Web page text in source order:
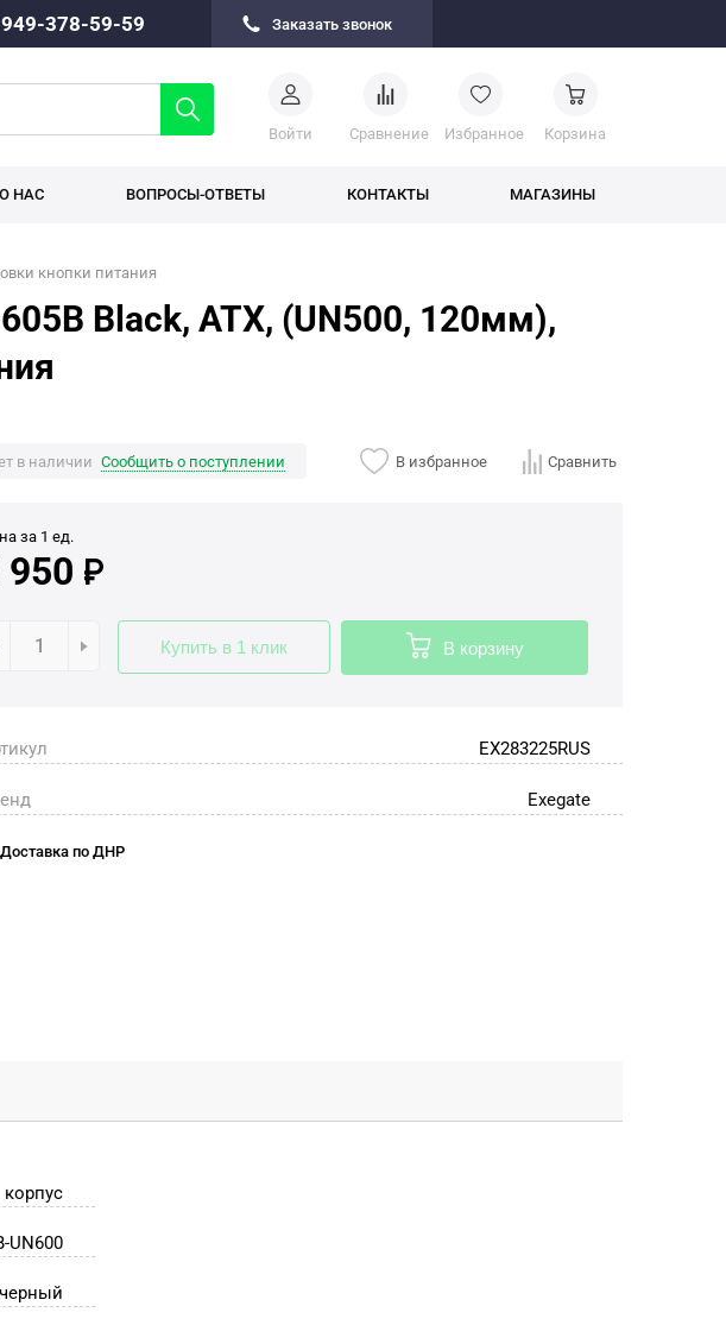
378-59-59 Заказать звонок
Войти Cравнение Избранное Корзина
О НАС ВОПРОСЫ-ОТВЕТЫ КОНТАКТЫ МАГАЗИНЫ
кнопки питания
Black, ATX, (UN500, 120мм),
в наличии Сообщить о поступлении В избранное Сравнить
за 1 ед.
950
Купить в 1 клик В корзину
EX283225RUS
Exegate
Доставка по ДНР
корпус
UN600
черный